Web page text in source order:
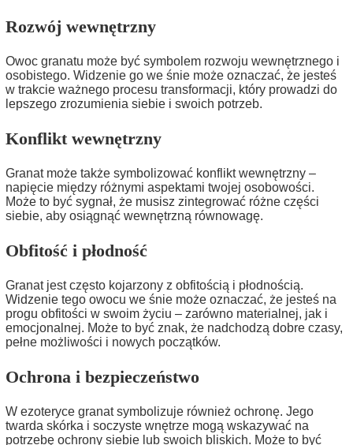
Rozwój wewnętrzny
Owoc granatu może być symbolem rozwoju wewnętrznego i
osobistego. Widzenie go we śnie może oznaczać, że jesteś
w trakcie ważnego procesu transformacji, który prowadzi do
lepszego zrozumienia siebie i swoich potrzeb.
Konflikt wewnętrzny
Granat może także symbolizować konflikt wewnętrzny –
napięcie między różnymi aspektami twojej osobowości.
Może to być sygnał, że musisz zintegrować różne części
siebie, aby osiągnąć wewnętrzną równowagę.
Obfitość i płodność
Granat jest często kojarzony z obfitością i płodnością.
Widzenie tego owocu we śnie może oznaczać, że jesteś na
progu obfitości w swoim życiu – zarówno materialnej, jak i
emocjonalnej. Może to być znak, że nadchodzą dobre czasy,
pełne możliwości i nowych początków.
Ochrona i bezpieczeństwo
W ezoteryce granat symbolizuje również ochronę. Jego
twarda skórka i soczyste wnętrze mogą wskazywać na
potrzebę ochrony siebie lub swoich bliskich. Może to być